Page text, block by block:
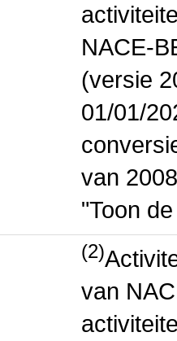
NACE-
(versie
01/01/
van
"Toon
(2)
van